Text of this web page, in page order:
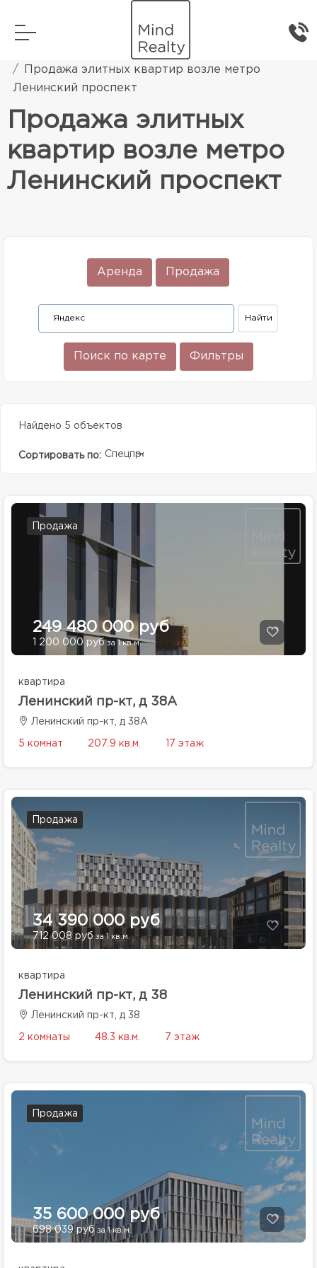
Элитная жилая недвижимость
Продажа элитных квартир возле метро
Ленинский проспект
Продажа элитных
квартир возле метро
Ленинский проспект
Аренда Продажа
Поиск по карте Фильтры
Найдено 5 объектов
Сортировать по: Спецпредолжение
Продажа
249 480 000 руб
1 200 000 руб за 1 кв.м.
квартира
Ленинский пр-кт, д 38А
Ленинский пр-кт, д 38А
5 комнат 207.9 кв.м. 17 этаж
Продажа
34 390 000 руб
712 008 рубза 1 кв.м.
квартира
Ленинский пр-кт, д 38
Ленинский пр-кт, д 38
2 комнаты 48.3 кв.м. 7 этаж
Продажа
35 600 000 руб
698 039 рубза 1 кв.м.